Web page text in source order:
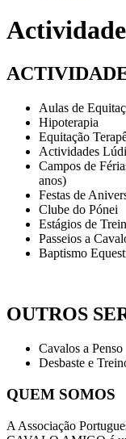
Aulas de
Hipoterapia
Equitação
Actividades
Campos de
anos)
Festas de
Clube do Pónei
Estágios de
Passeios a
Baptismo
OUTROS
Cavalos a Penso
Desbaste e
QUEM SOMOS
A Associação